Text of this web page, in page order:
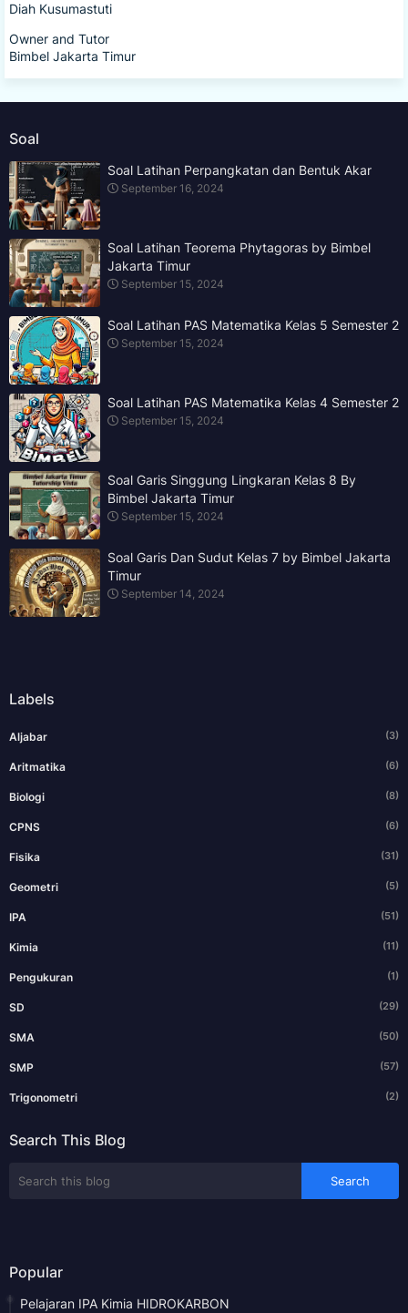
Diah Kusumastuti
Owner and Tutor
Bimbel Jakarta Timur
Soal
Soal Latihan Perpangkatan dan Bentuk Akar
September 16, 2024
Soal Latihan Teorema Phytagoras by Bimbel
Jakarta Timur
September 15, 2024
Soal Latihan PAS Matematika Kelas 5 Semester 2
September 15, 2024
Soal Latihan PAS Matematika Kelas 4 Semester 2
September 15, 2024
Soal Garis Singgung Lingkaran Kelas 8 By
Bimbel Jakarta Timur
September 15, 2024
Soal Garis Dan Sudut Kelas 7 by Bimbel Jakarta
Timur
September 14, 2024
Labels
Aljabar (3)
Aritmatika (6)
Biologi (8)
CPNS (6)
Fisika (31)
Geometri (5)
IPA (51)
Kimia (11)
Pengukuran (1)
SD (29)
SMA (50)
SMP (57)
Trigonometri (2)
Search This Blog
Popular
Pelajaran IPA Kimia HIDROKARBON